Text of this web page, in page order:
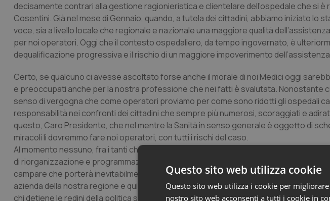
decisamente contrari alla gestione ragionieristica e clientelare dell’ospedale che si è
Cosentini. Già nel mese di Gennaio, quando, a tutela dei cittadini, abbiamo iniziato lo
voce, sia a livello locale che regionale e nazionale una maggiore qualità
per noi operatori. Oggi che il contesto ospedaliero, da tempo ingovernato, è
dequalificazione progressiva e il rischio di un maggiore impoverimento
Certo, se qualcuno ci avesse ascoltato forse anche il morale di noi Medici oggi
e preoccupati anche per la nostra professione che nei fatti è svalutata. Nonostante
senso di vergogna che come operatori proviamo per come sono ridotti gli ospedali
responsabilità nei confronti dei cittadini che sempre più numerosi, scoraggiati e
questo, Caro Presidente, che nel mentre la Sanità in senso generale è oggetto di
miracoli li dovremmo fare noi operatori, con tutti i rischi del caso.
Al momento nessuno, fra i tanti che discettano di buoni propositi anche in sanità, si
di riorganizzazione e programmazione del nostro sistema sanitario regionale. Si vive
campare che porterà inevitabilmente allo sfascio totale del sistema sanitario
azienda della nostra regione e quindi, paradossalmente la più importante risorsa
chi detiene le redini della politica spesso non conosce il contesto in cui opera. Ed è
Questo sito web utilizza cookie
Questo sito web utilizza i cookie per
nostro sito web acconsenti a tutti i cookie in